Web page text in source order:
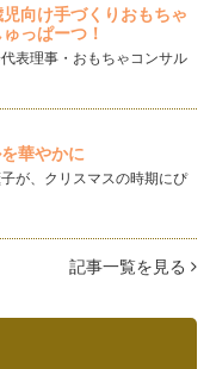
てのコツ
く軌道に乗った・・・
ですが、そろそろ夏
児向け手づくりおもちゃ
っぱーつ！
表理事・おもちゃコンサル
華やかに
が、クリスマスの時期にぴ
記事一覧を見る